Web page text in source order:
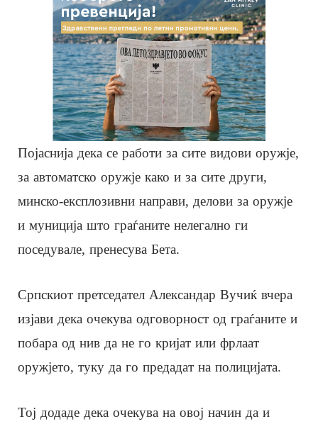
Појаснија дека се работи за сите видови оружје,
за автоматско оружје како и за сите други,
минско-експлозивни направи, делови за оружје
и муниција што граѓаните нелегално ги
поседувале, пренесува Бета.
Српскиот претседател Александар Вучиќ вчера
изјави дека очекува одговорност од граѓаните и
побара од нив да не го кријат или фрлаат
оружјето, туку да го предадат на полицијата.
Тој додаде дека очекува на овој начин да и